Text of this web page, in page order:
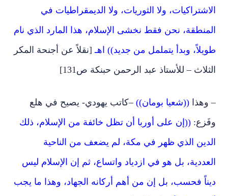
الاشتراكيات، ولا الثوريات، ولا الديمقراطيات في
المنطقة، نحن فقط نخشى الإسلام، هذا المارد الذي نام
طويلاً، وبدأ يتململ من جديد)) اهـ [نقلاً عن أجنحة المكر
الثلاث – للأستاذ عبد الرحمن حبنكة ص131]
– وهذا ((شعيا بومان)) –كاتب يهودي- يصيح في هلع
وفَزع: ((إن على أوربا أن تظل خائفة من الإسلام، ذلك
الدين الذي ظهر في مكة، لم يضعف من الناحية
العددية، بل هو في ازدياد واتساع، ثم إن الإسلام ليس
ديناً فحسب، بل إن من أهم أركانه الجهاد، وهذا ما يجب